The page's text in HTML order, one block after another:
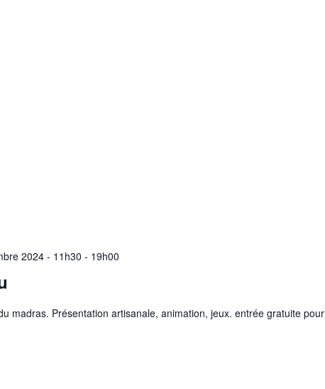
2024 - 11h30 - 19h00
madras. Présentation artisanale, animation, jeux. entrée gratuite pour